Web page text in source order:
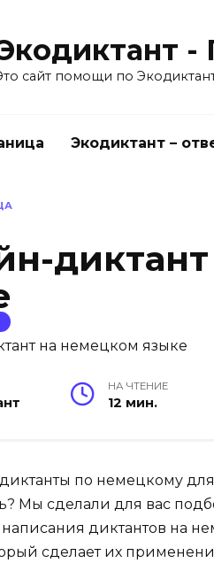
сайт помощи по
Экодиктант –
НА ЧТЕНИЕ
12 мин.
по немецкому для
Мы сделали для вас
диктантов на
сделает их